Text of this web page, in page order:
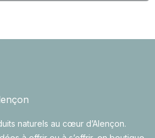
naturels au cœur d’Alençon.